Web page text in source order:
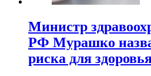
Министр
РФ Мурашко
риска для